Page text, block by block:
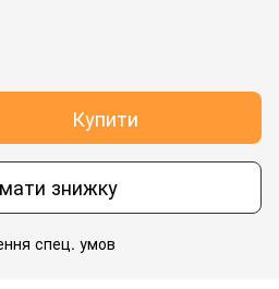
Купити
знижку
спец. умов